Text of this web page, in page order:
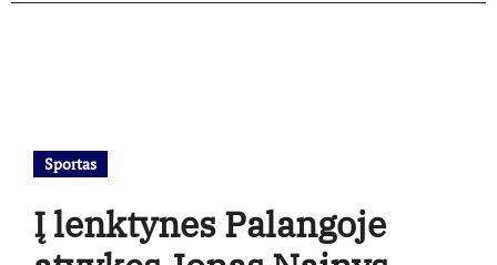
Sportas
Į lenktynes Palangoje